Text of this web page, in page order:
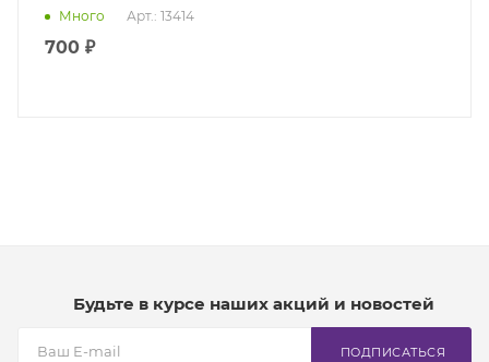
Много Арт.: 13414
700 ₽
Будьте в курсе наших акций и новостей
ПОДПИСАТЬСЯ